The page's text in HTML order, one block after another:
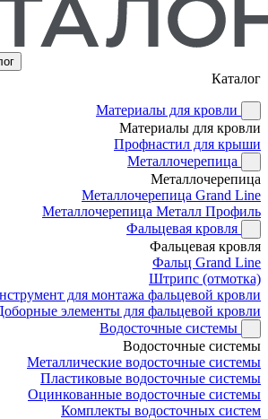
Каталог
Материалы для кровли
Материалы для кровли
Профнастил для крыши
Металлочерепица
Металлочерепица
Металлочерепица Grand Line
Металлочерепица Металл Профиль
Фальцевая кровля
Фальцевая кровля
Фальц Grand Line
Штрипс (отмотка)
для монтажа фальцевой кровли
элементы для фальцевой кровли
Водосточные системы
Водосточные системы
Металлические водосточные системы
Пластиковые водосточные системы
Оцинкованные водосточные системы
Комплекты водосточных систем